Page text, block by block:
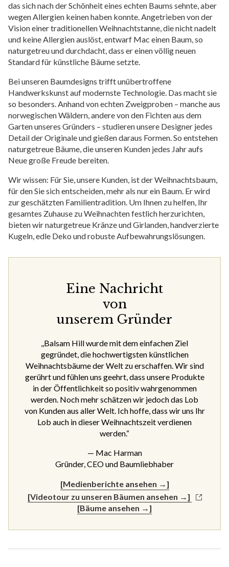
das sich nach der Schönheit eines echten Baums sehnte, aber
wegen Allergien keinen haben konnte. Angetrieben von der
Vision einer traditionellen Weihnachtstanne, die nicht nadelt
und keine Allergien auslöst, entwarf Mac einen Baum, so
naturgetreu und durchdacht, dass er einen völlig neuen
Standard für künstliche Bäume setzte.
Bei unseren Baumdesigns trifft unübertroffene
Handwerkskunst auf modernste Technologie. Das macht sie
so besonders. Anhand von echten Zweigproben – manche aus
norwegischen Wäldern, andere von den Fichten aus dem
Garten unseres Gründers – studieren unsere Designer jedes
Detail der Originale und gießen daraus Formen. So entstehen
naturgetreue Bäume, die unseren Kunden jedes Jahr aufs
Neue große Freude bereiten.
Wir wissen: Für Sie, unsere Kunden, ist der Weihnachtsbaum,
für den Sie sich entscheiden, mehr als nur ein Baum. Er wird
zur geschätzten Familientradition. Um Ihnen zu helfen, Ihr
gesamtes Zuhause zu Weihnachten festlich herzurichten,
bieten wir naturgetreue Kränze und Girlanden, handverzierte
Kugeln, edle Deko und robuste Aufbewahrungslösungen.
Eine Nachricht
von
unserem Gründer
,,Balsam Hill wurde mit dem einfachen Ziel
gegründet, die hochwertigsten künstlichen
Weihnachtsbäume der Welt zu erschaffen. Wir sind
gerührt und fühlen uns geehrt, dass unsere Produkte
in der Öffentlichkeit so positiv wahrgenommen
werden. Noch mehr schätzen wir jedoch das Lob
von Kunden aus aller Welt. Ich hoffe, dass wir uns Ihr
Lob auch in dieser Weihnachtszeit verdienen
werden.“
— Mac Harman
Gründer, CEO und Baumliebhaber
[Medienberichte ansehen →]
[Videotour zu unseren Bäumen ansehen →]
[Bäume ansehen →]